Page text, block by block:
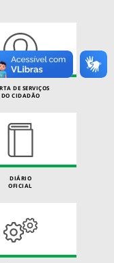
DE SERVIÇOS
DO CIDADÃO
DIÁRIO
OFICIAL